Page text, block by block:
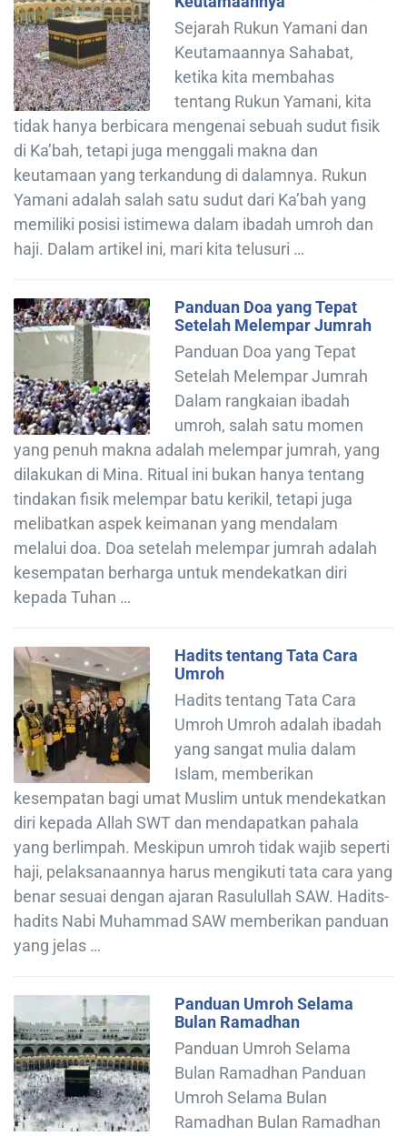
Sejarah Rukun Yamani dan
Keutamaannya Sahabat,
ketika kita membahas
tentang Rukun Yamani, kita
tidak hanya berbicara mengenai sebuah sudut fisik
di Ka’bah, tetapi juga menggali makna dan
keutamaan yang terkandung di dalamnya. Rukun
Yamani adalah salah satu sudut dari Ka’bah yang
memiliki posisi istimewa dalam ibadah umroh dan
haji. Dalam artikel ini, mari kita telusuri …
Panduan Doa yang Tepat
Setelah Melempar Jumrah
Panduan Doa yang Tepat
Setelah Melempar Jumrah
Dalam rangkaian ibadah
umroh, salah satu momen
yang penuh makna adalah melempar jumrah, yang
dilakukan di Mina. Ritual ini bukan hanya tentang
tindakan fisik melempar batu kerikil, tetapi juga
melibatkan aspek keimanan yang mendalam
melalui doa. Doa setelah melempar jumrah adalah
kesempatan berharga untuk mendekatkan diri
kepada Tuhan …
Hadits tentang Tata Cara
Umroh
Hadits tentang Tata Cara
Umroh Umroh adalah ibadah
yang sangat mulia dalam
Islam, memberikan
kesempatan bagi umat Muslim untuk mendekatkan
diri kepada Allah SWT dan mendapatkan pahala
yang berlimpah. Meskipun umroh tidak wajib seperti
haji, pelaksanaannya harus mengikuti tata cara yang
benar sesuai dengan ajaran Rasulullah SAW. Hadits-
hadits Nabi Muhammad SAW memberikan panduan
yang jelas …
Panduan Umroh Selama
Bulan Ramadhan
Panduan Umroh Selama
Bulan Ramadhan Panduan
Umroh Selama Bulan
Ramadhan Bulan Ramadhan